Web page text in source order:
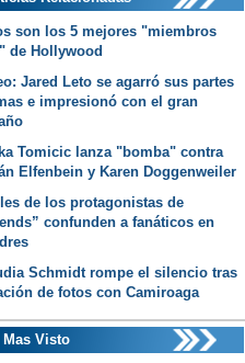
son los 5 mejores "miembros
de Hollywood
Jared Leto se agarró sus partes
e impresionó con el gran
Tomicic lanza "bomba" contra
Elfenbein y Karen Doggenweiler
de los protagonistas de
confunden a fanáticos en
Schmidt rompe el silencio tras
de fotos con Camiroaga
Mas Visto